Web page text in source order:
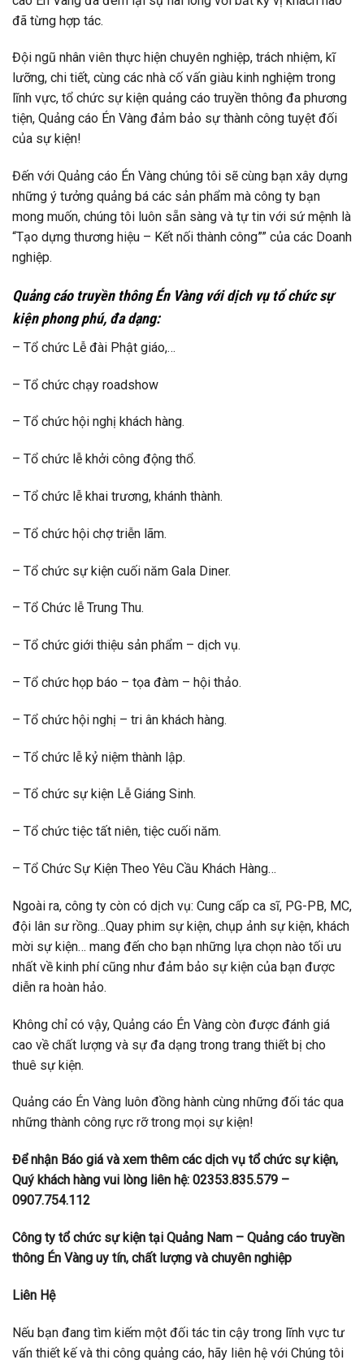
đã từng hợp tác.
Đội ngũ nhân viên thực hiện chuyên nghiệp, trách nhiệm, kĩ
lưỡng, chi tiết, cùng các nhà cố vấn giàu kinh nghiệm trong
lĩnh vực, tổ chức sự kiện quảng cáo truyền thông đa phương
tiện, Quảng cáo Én Vàng đảm bảo sự thành công tuyệt đối
của sự kiện!
Đến với Quảng cáo Én Vàng chúng tôi sẽ cùng bạn xây dựng
những ý tưởng quảng bá các sản phẩm mà công ty bạn
mong muốn, chúng tôi luôn sẵn sàng và tự tin với sứ mệnh là
“Tạo dựng thương hiệu – Kết nối thành công”” của các Doanh
nghiệp.
Quảng cáo truyền thông Én Vàng với dịch vụ tổ chức sự
kiện phong phú, đa dạng:
– Tổ chức Lễ đài Phật giáo,…
– Tổ chức chạy roadshow
– Tổ chức hội nghị khách hàng.
– Tổ chức lễ khởi công động thổ.
– Tổ chức lễ khai trương, khánh thành.
– Tổ chức hội chợ triễn lãm.
– Tổ chức sự kiện cuối năm Gala Diner.
– Tổ Chức lễ Trung Thu.
– Tổ chức giới thiệu sản phẩm – dịch vụ.
– Tổ chức họp báo – tọa đàm – hội thảo.
– Tổ chức hội nghị – tri ân khách hàng.
– Tổ chức lễ kỷ niệm thành lập.
– Tổ chức sự kiện Lễ Giáng Sinh.
– Tổ chức tiệc tất niên, tiệc cuối năm​.
– Tổ Chức Sự Kiện Theo Yêu Cầu Khách Hàng…
Ngoài ra, công ty còn có dịch vụ: Cung cấp ca sĩ, PG-PB, MC,
đội lân sư rồng…Quay phim sự kiện, chụp ảnh sự kiện, khách
mời sự kiện… mang đến cho bạn những lựa chọn nào tối ưu
nhất về kinh phí cũng như đảm bảo sự kiện của bạn được
diễn ra hoàn hảo.
Không chỉ có vậy, Quảng cáo Én Vàng còn được đánh giá
cao về chất lượng và sự đa dạng trong trang thiết bị cho
thuê sự kiện.
Quảng cáo Én Vàng luôn đồng hành cùng những đối tác qua
những thành công rực rỡ trong mọi sự kiện!
Để nhận Báo giá và xem thêm các dịch vụ tổ chức sự kiện,
Quý khách hàng vui lòng liên hệ: 02353.835.579 –
0907.754.112
Công ty tổ chức sự kiện tại Quảng Nam – Quảng cáo truyền
thông Én Vàng uy tín, chất lượng và chuyên nghiệp
Liên Hệ
Nếu bạn đang tìm kiếm một đối tác tin cậy trong lĩnh vực tư
vấn thiết kế và thi công quảng cáo, hãy liên hệ với Chúng tôi